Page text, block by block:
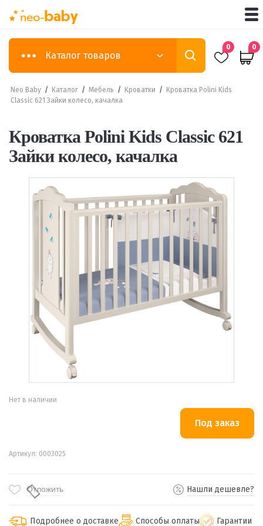
Каталог товаров
0 0
Neo Baby / Каталог / Мебель / Кроватки /
Кроватка Polini Kids
Classic 621 Зайки колесо, качалка
Кроватка Polini Kids Classic 621
Зайки колесо, качалка
Нет в наличии
Артикул: 0003025
Отложить Нашли дешевле?
Подробнее о доставке Способы оплаты Гарантии